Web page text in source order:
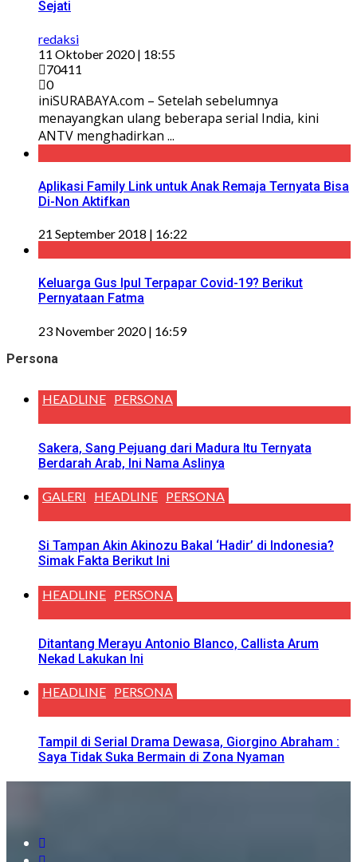
Sejati
redaksi
11 Oktober 2020 | 18:55
70411
0
iniSURABAYA.com – Setelah sebelumnya
menayangkan ulang beberapa serial India, kini
ANTV menghadirkan ...
Aplikasi Family Link untuk Anak Remaja Ternyata Bisa
Di-Non Aktifkan
21 September 2018 | 16:22
Keluarga Gus Ipul Terpapar Covid-19? Berikut
Pernyataan Fatma
23 November 2020 | 16:59
Persona
HEADLINE PERSONA
Sakera, Sang Pejuang dari Madura Itu Ternyata
Berdarah Arab, Ini Nama Aslinya
GALERI HEADLINE PERSONA
Si Tampan Akin Akinozu Bakal ‘Hadir’ di Indonesia?
Simak Fakta Berikut Ini
HEADLINE PERSONA
Ditantang Merayu Antonio Blanco, Callista Arum
Nekad Lakukan Ini
HEADLINE PERSONA
Tampil di Serial Drama Dewasa, Giorgino Abraham :
Saya Tidak Suka Bermain di Zona Nyaman